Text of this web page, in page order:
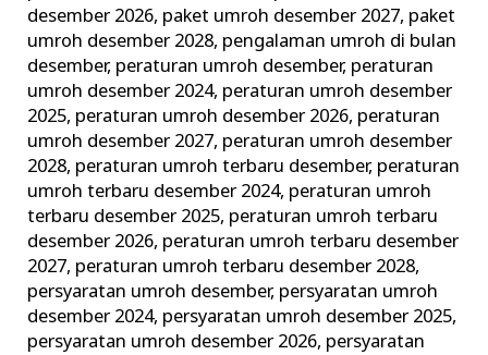
desember 2026, paket umroh desember 2027, paket
umroh desember 2028, pengalaman umroh di bulan
desember, peraturan umroh desember, peraturan
umroh desember 2024, peraturan umroh desember
2025, peraturan umroh desember 2026, peraturan
umroh desember 2027, peraturan umroh desember
2028, peraturan umroh terbaru desember, peraturan
umroh terbaru desember 2024, peraturan umroh
terbaru desember 2025, peraturan umroh terbaru
desember 2026, peraturan umroh terbaru desember
2027, peraturan umroh terbaru desember 2028,
persyaratan umroh desember, persyaratan umroh
desember 2024, persyaratan umroh desember 2025,
persyaratan umroh desember 2026, persyaratan